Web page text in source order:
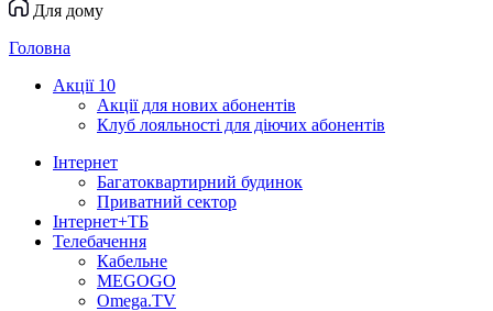
Для дому
Головна
Акції 10
Акції для нових абонентів
Клуб лояльності для діючих абонентів
Інтернет
Багатоквартирний будинок
Приватний сектор
Інтернет+ТБ
Телебачення
Кабельне
MEGOGO
Omega.TV